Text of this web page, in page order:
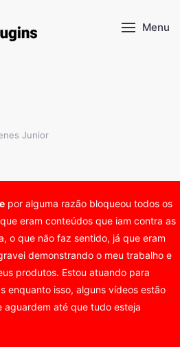
Menu
Junior
por alguma razão bloqueou todos os
eram conteúdos que iam contra as
o que não faz sentido, já que eram
demonstrando o meu trabalho e
produtos. Estou atuando para
enquanto isso, alguns vídeos estão
aguardem até que tudo esteja